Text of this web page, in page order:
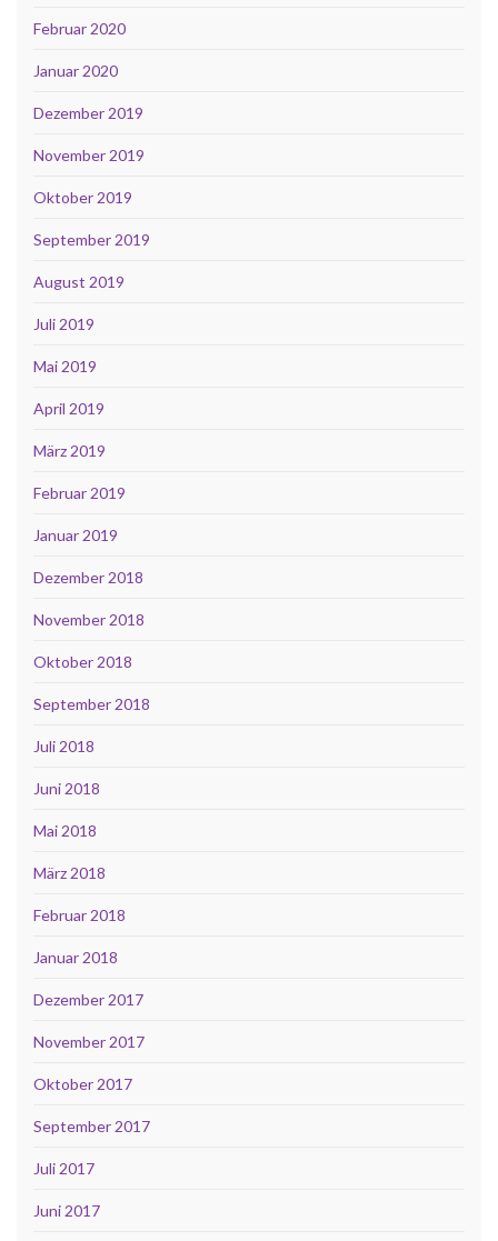
Februar 2020
Januar 2020
Dezember 2019
November 2019
Oktober 2019
September 2019
August 2019
Juli 2019
Mai 2019
April 2019
März 2019
Februar 2019
Januar 2019
Dezember 2018
November 2018
Oktober 2018
September 2018
Juli 2018
Juni 2018
Mai 2018
März 2018
Februar 2018
Januar 2018
Dezember 2017
November 2017
Oktober 2017
September 2017
Juli 2017
Juni 2017